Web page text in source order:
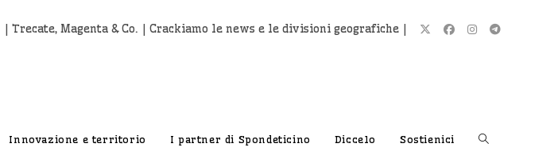
| Trecate, Magenta & Co. | Crackiamo le news e le divisioni geografiche |
Innovazione e territorio I partner di Spondeticino Diccelo Sostienici Attiva/